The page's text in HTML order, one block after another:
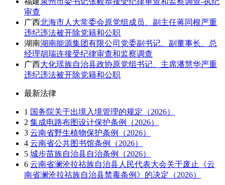
审查
广西北海市人大常委会原党组成员、副主任蒋同根严重
违纪违法被开除党籍和公职
湖南湖南能源集团有限公司党委副书记、副董事长、总
经理胡瑞连接受纪律审查和监察调查
广西大化瑶族自治县政协原党组书记、主席潘慧华严重
违纪违法被开除党籍和公职
最新法律
1 国务院关于出境入境管理的规定（2026）
2 集成电路布图设计保护条例（2026）
3 云南省野生植物保护条例（2026）
4 云南省公共图书馆条例（2026）
5 城步苗族自治县自治条例（2026）
6 云南省澜沧拉祜族自治县人民代表大会关于废止《云
南省澜沧拉祜族自治县禁毒条例》的决定（2026）